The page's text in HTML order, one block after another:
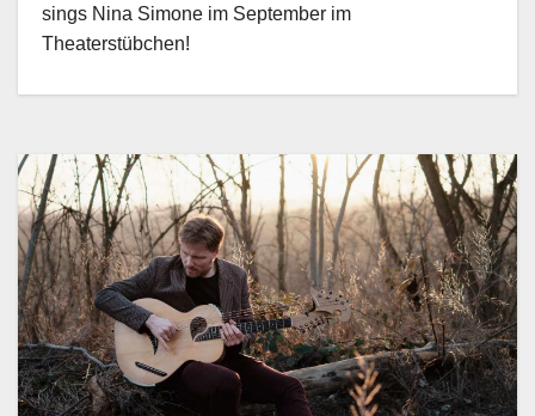
sings Nina Simone im September im
Theaterstübchen!